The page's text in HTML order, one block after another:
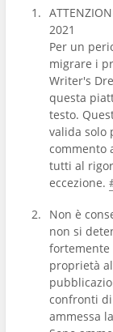
2021
Per un
migrare i
Writer's
questa
testo.
valida solo
commento
tutti al
eccezione.
Non è
non si
proprietà
confronti
ammessa